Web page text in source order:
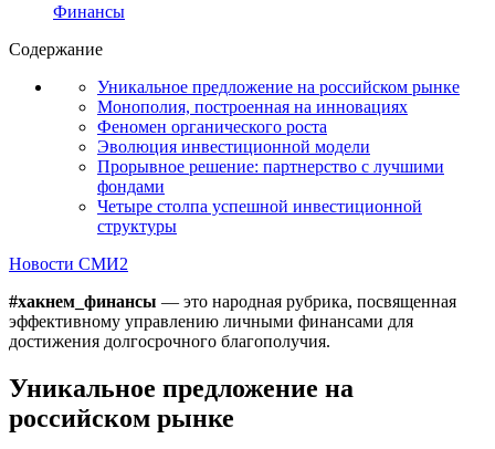
Финансы
Содержание
Уникальное предложение на российском рынке
Монополия, построенная на инновациях
Феномен органического роста
Эволюция инвестиционной модели
Прорывное решение: партнерство с лучшими
фондами
Четыре столпа успешной инвестиционной
структуры
Новости СМИ2
#хакнем_финансы — это народная рубрика, посвященная
эффективному управлению личными финансами для
достижения долгосрочного благополучия.
Уникальное предложение на
российском рынке